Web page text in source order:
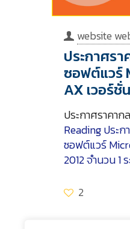
website
ประกาศร
ซอฟต์แวร์
AX เวอร์ชั่
ประกาศราคาก
Readingประก
ซอฟต์แวร์
2012 จำนวน 1
2